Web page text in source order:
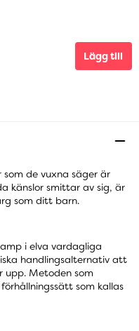
Lägg till
som de vuxna säger är
känslor smittar av sig, är
som ditt barn.
i elva vardagliga
handlingsalternativ att
upp. Metoden som
som kallas